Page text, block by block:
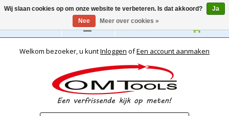
Nederlands
Welkom bezoeker, u kuntInloggen ofEen account aanmaken
Wij slaan cookies op om onze website te verbeteren. Is dat akkoord?
Ja
Nee
Meer over cookies »